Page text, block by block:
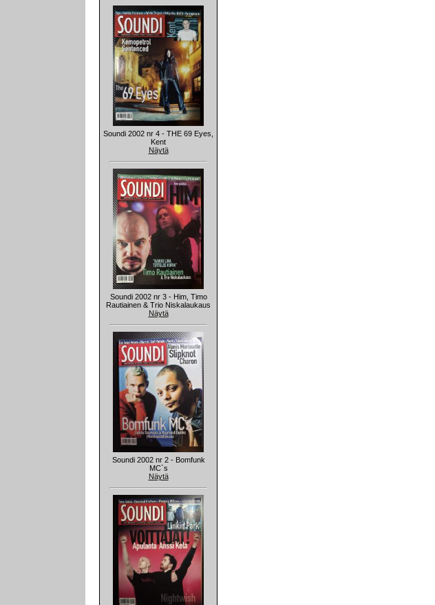
Soundi 2002 nr 4 - THE 69 Eyes,
Kent
Näytä
Soundi 2002 nr 3 - Him, Timo
Rautiainen & Trio Niskalaukaus
Näytä
Soundi 2002 nr 2 - Bomfunk
MC`s
Näytä